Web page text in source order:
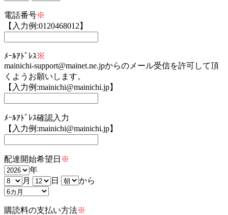
電話番号※
【入力例:0120468012】
ﾒｰﾙｱﾄﾞﾚｽ※
mainichi-support@mainet.ne.jpからのメール受信を許可して頂
くようお願いします。
【入力例:mainichi@mainichi.jp】
ﾒｰﾙｱﾄﾞﾚｽ確認入力
【入力例:mainichi@mainichi.jp】
配達開始希望日 ※
年
月
日 から
購読料の支払い方法※